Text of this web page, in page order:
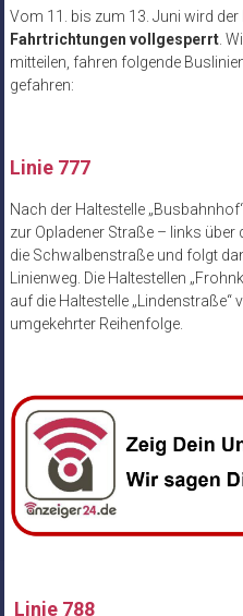
Vom 11. bis zum 13. Juni wird der
Fahrtrichtungen vollgesperrt.
mitteilen, fahren folgende
gefahren:
Linie 777
Nach der Haltestelle
zur Opladener Straße – links über
die Schwalbenstraße und folgt
Linienweg. Die Haltestellen
auf die Haltestelle „Lindenstraße“
umgekehrter Reihenfolge.
Linie 788